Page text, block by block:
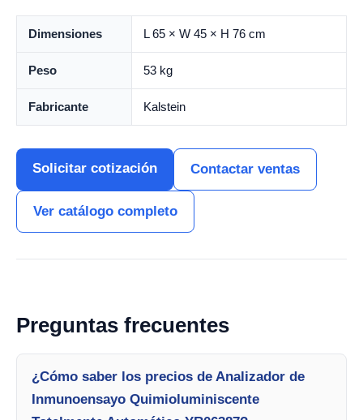
Dimensiones L 65 × W 45 × H 76 cm
Peso 53 kg
Fabricante Kalstein
Solicitar cotización Contactar ventas
Ver catálogo completo
Preguntas frecuentes
¿Cómo saber los precios de Analizador de
Inmunoensayo Quimioluminiscente